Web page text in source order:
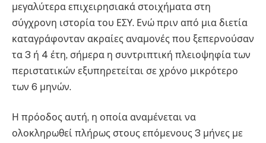
μεγαλύτερα επιχειρησιακά στοιχήματα στη
σύγχρονη ιστορία του ΕΣΥ. Ενώ πριν από μια διετία
καταγράφονταν ακραίες αναμονές που ξεπερνούσαν
τα 3 ή 4 έτη, σήμερα η συντριπτική πλειοψηφία των
περιστατικών εξυπηρετείται σε χρόνο μικρότερο
των 6 μηνών.
Η πρόοδος αυτή, η οποία αναμένεται να
ολοκληρωθεί πλήρως στους επόμενους 3 μήνες με